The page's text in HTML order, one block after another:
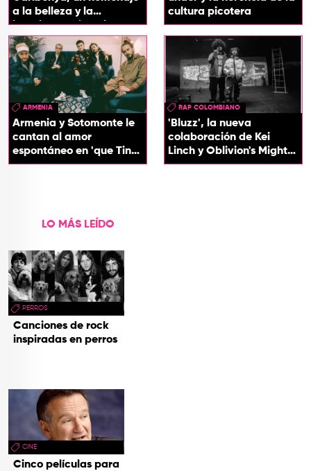
a la belleza y la
identidad del Caribe
cultura picotera
ARMENIA
Armenia y Sotomonte le
cantan al amor
espontáneo en 'que Tin
que Tan'
RAP COLOMBIANO
'Bluzz', la nueva
colaboración de Kei
Linch y Oblivion's Mighty
Trash
LO MÁS LEÍDO
PERROS
Canciones de rock
inspiradas en perros
CINE
Cinco películas para